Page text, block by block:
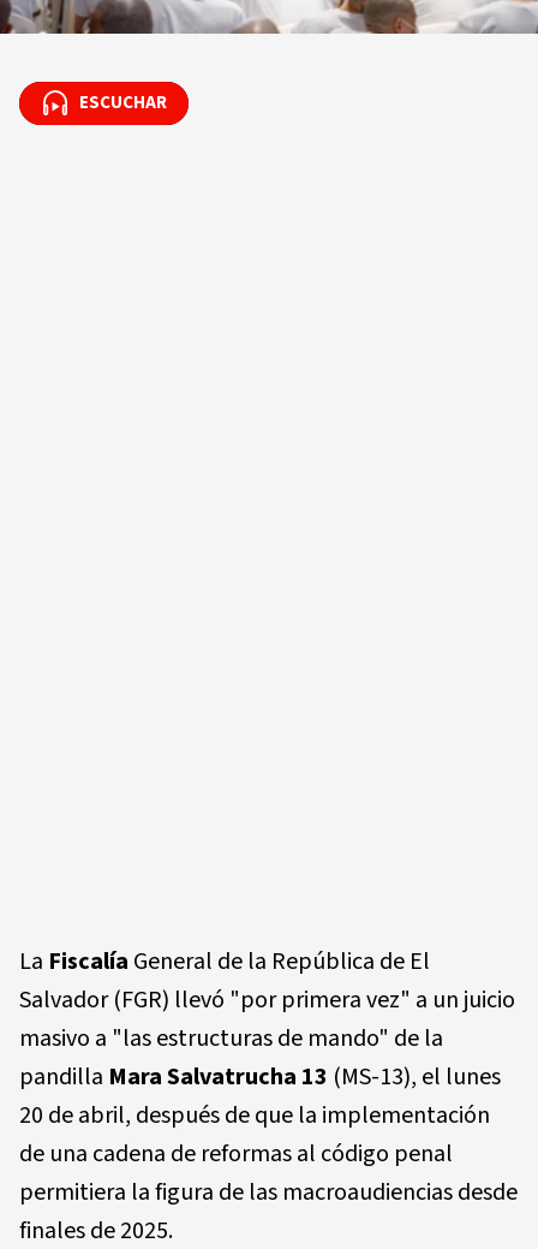
ESCUCHAR
ESCUCHAR
La Fiscalía General de la República de El
Salvador (FGR) llevó "por primera vez" a un juicio
masivo a "las estructuras de mando" de la
pandilla Mara Salvatrucha 13 (MS-13), el lunes
20 de abril, después de que la implementación
de una cadena de reformas al código penal
permitiera la figura de las macroaudiencias desde
finales de 2025.